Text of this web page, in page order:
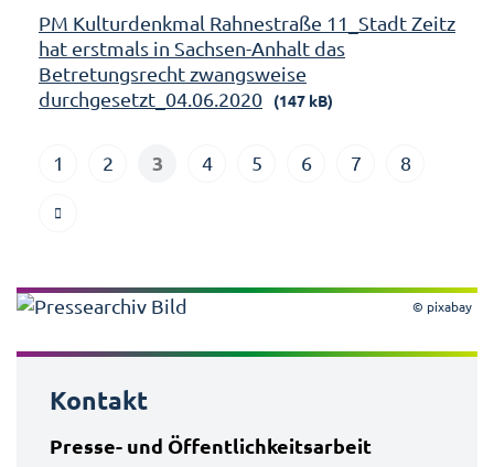
PM Kulturdenkmal Rahnestraße 11_Stadt Zeitz
hat erstmals in Sachsen-Anhalt das
Betretungsrecht zwangsweise
durchgesetzt_04.06.2020
(147 kB)
1 2 3 4 5 6 7 8
© pixabay
Kontakt
Presse- und Öffentlichkeitsarbeit